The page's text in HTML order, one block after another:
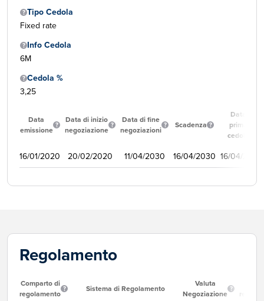
Tipo Cedola
Fixed rate
Info Cedola
6M
Cedola %
3,25
Data
emissione
Data di inizio
negoziazione
Data di fine
negoziazioni
Scadenza
Data
prima
cedola
16/01/2020 20/02/2020 11/04/2030 16/04/2030 16/04/2020
Regolamento
Comparto di
regolamento
Sistema di Regolamento
Valuta
Negoziazione